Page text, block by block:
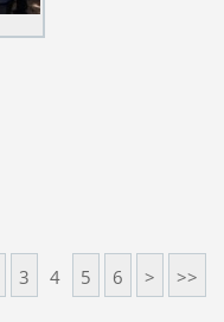
3 4 5 6 > >>